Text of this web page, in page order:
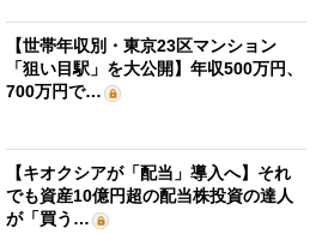
【世帯年収別・東京23区マンション
「狙い目駅」を大公開】年収500万円、
700万円で…
【キオクシアが「配当」導入へ】それ
でも資産10億円超の配当株投資の達人
が「買う…